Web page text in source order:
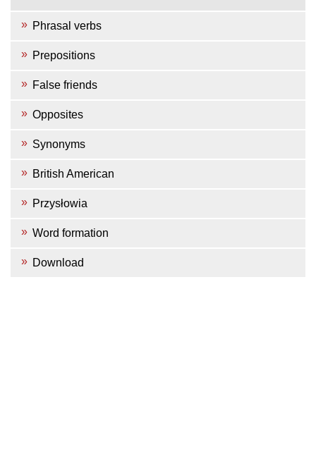
Phrasal verbs
Prepositions
False friends
Opposites
Synonyms
British American
Przysłowia
Word formation
Download